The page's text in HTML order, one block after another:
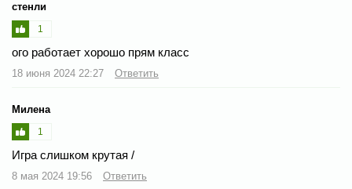
стенли
1
ого работает хорошо прям класс
18 июня 2024 22:27 Ответить
Милена
1
Игра слишком крутая /
8 мая 2024 19:56 Ответить